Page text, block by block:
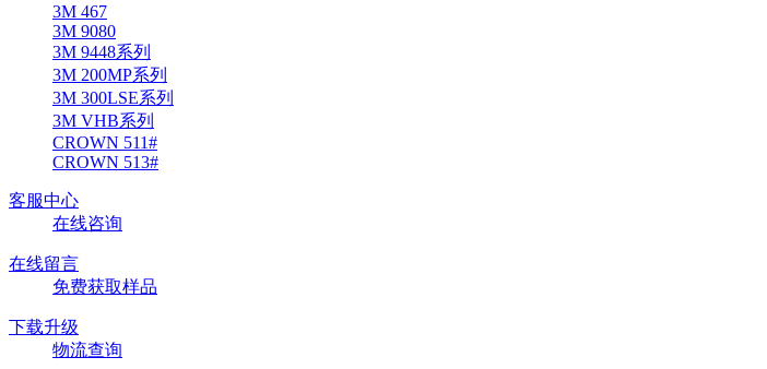
3M 467
3M 9080
3M 9448系列
3M 200MP系列
3M 300LSE系列
3M VHB系列
CROWN 511#
CROWN 513#
客服中心
在线咨询
在线留言
免费获取样品
下载升级
物流查询